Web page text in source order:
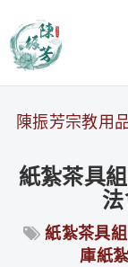
陳振芳宗教用品
陳振芳宗教用
紙紮茶具
紙紮茶具組
庫紙紮